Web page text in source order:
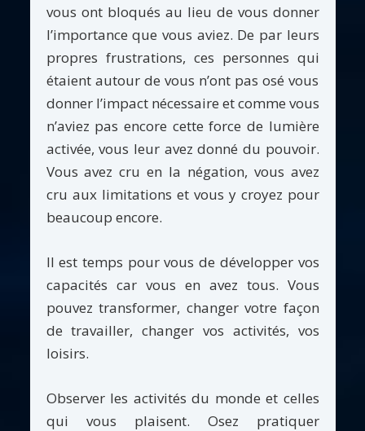
vous ont bloqués au lieu de vous donner
l’importance que vous aviez. De par leurs
propres frustrations, ces personnes qui
étaient autour de vous n’ont pas osé vous
donner l’impact nécessaire et comme vous
n’aviez pas encore cette force de lumière
activée, vous leur avez donné du pouvoir.
Vous avez cru en la négation, vous avez
cru aux limitations et vous y croyez pour
beaucoup encore.
Il est temps pour vous de développer vos
capacités car vous en avez tous. Vous
pouvez transformer, changer votre façon
de travailler, changer vos activités, vos
loisirs.
Observer les activités du monde et celles
qui vous plaisent. Osez pratiquer